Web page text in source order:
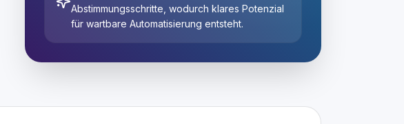
Handwerk, SHK,
Elektrik und Dach
Abstimmungsschritte, wodurch klares Potenzial
für wartbare Automatisierung entsteht.